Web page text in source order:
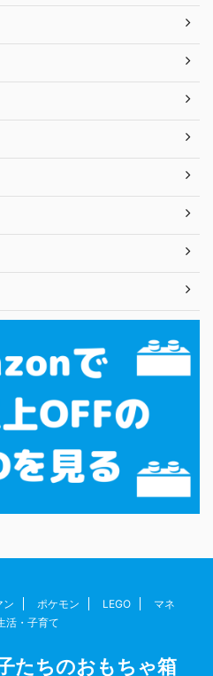
ン ポケモン LEGO
マネ
活・子育て
たちのおもちゃ箱